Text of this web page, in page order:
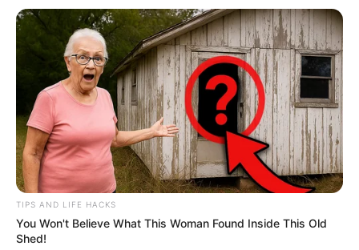
NEWS
എല്ലാം ഗുരുവായൂരപ്പന്റെ കൃപ; എന്റെ ജീവൻ
ഞാൻ ഭഗവാന്റെ കാൽക്കൽ വെക്കും; വീണ്ടും
പാടാൻ കഴിഞ്ഞതിന്റെ സന്തോഷത്തിൽ പി.
TIPS AND LIFE HACKS
You Won't Believe What This Woman Found Inside This Old
Shed!